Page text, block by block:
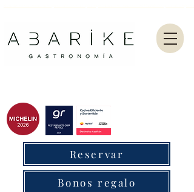
Reservar
Bonos regalo